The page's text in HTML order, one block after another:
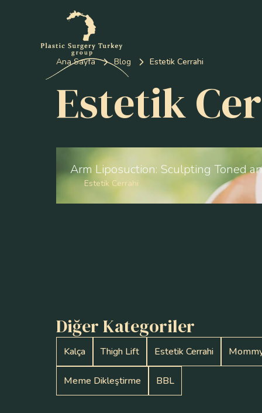
Ana Sayfa Blog Estetik Cerrahi
Estetik
Arm Liposuction: Sculpting Toned
Estetik Cerrahi
Diğer Kategoriler
Kalça Thigh Lift Estetik Cerrahi
Meme Dikleştirme BBL